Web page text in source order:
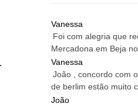
Vanessa
Foi com alegria que
Mercadona em Beja
Vanessa
João , concordo com
de berlim estão muito
João